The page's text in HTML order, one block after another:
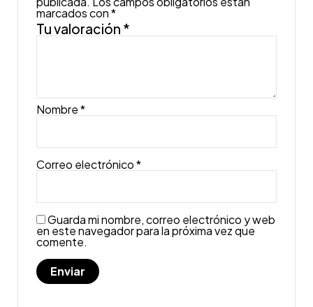
marcados con*
Tu valoración *
Nombre*
Correo electrónico*
Guarda mi nombre, correo electrónico y web
en este navegador para la próxima vez que
comente.